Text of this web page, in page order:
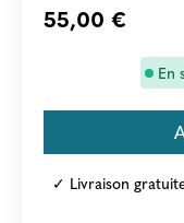
55,00 €
En
✓ Livraison